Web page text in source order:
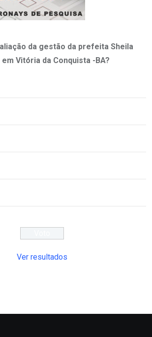
da gestão da prefeita Sheila
Vitória da Conquista -BA?
Ver resultados